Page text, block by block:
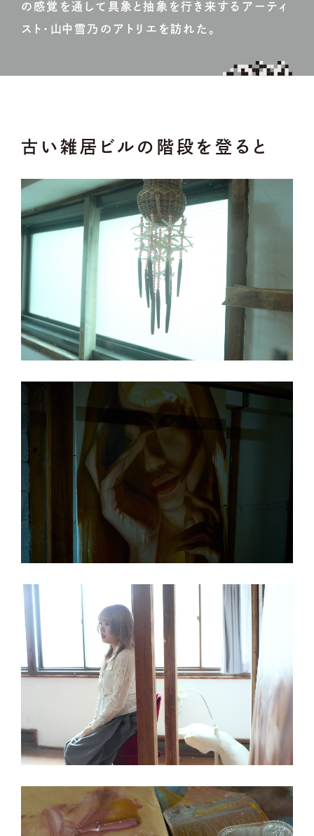
の感覚を通して具象と抽象を行き来するアーティ
スト・山中雪乃のアトリエを訪れた。
古い雑居ビルの階段を登ると